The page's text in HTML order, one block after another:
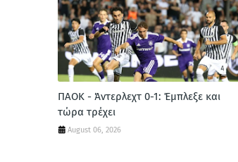
ΠΑΟΚ - Άντερλεχτ 0-1: Έμπλεξε και
τώρα τρέχει
August 06, 2026